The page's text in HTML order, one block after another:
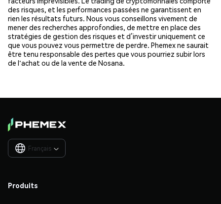
des risques, et les performances passées ne garantissent en
rien les résultats futurs. Nous vous conseillons vivement de
mener des recherches approfondies, de mettre en place des
stratégies de gestion des risques et d’investir uniquement ce
que vous pouvez vous permettre de perdre. Phemex ne saurait
être tenu responsable des pertes que vous pourriez subir lors
de l'achat ou de la vente de Nosana.
Français 
Produits